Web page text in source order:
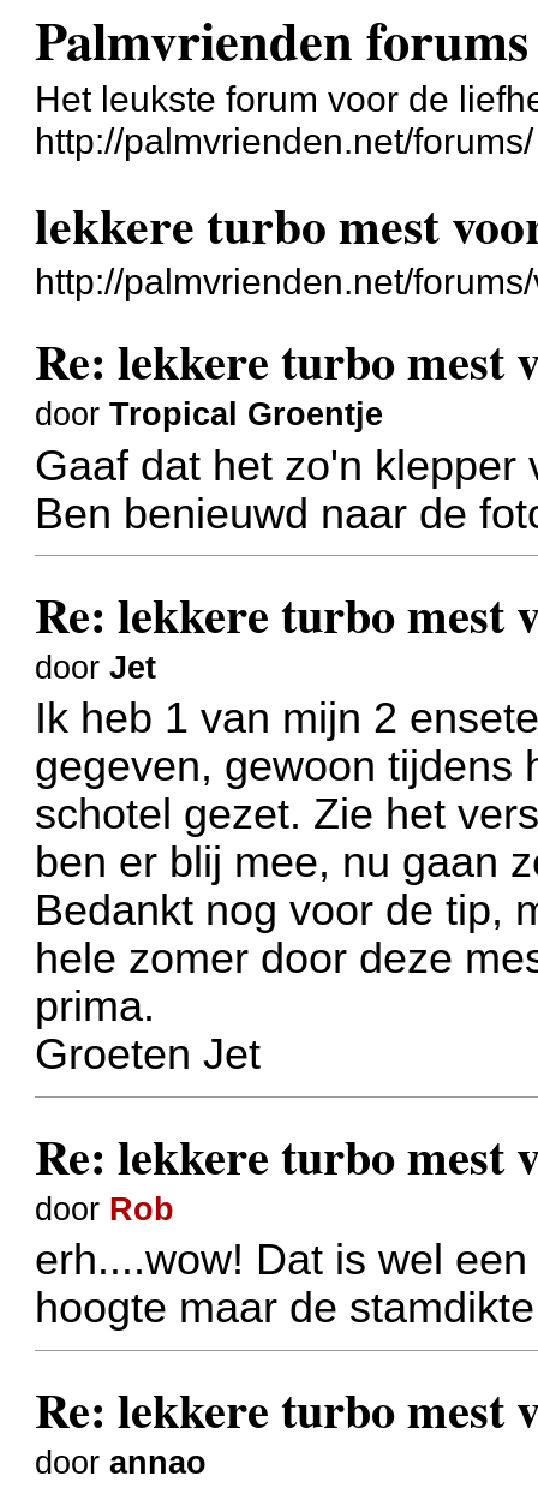
Palmvrienden forums
Het leukste forum voor de
http://palmvrienden.net/forums/
lekkere turbo mest
http://palmvrienden.net/
Re: lekkere turbo mest
doorTropical Groentje
Gaaf dat het zo'n klepper
Ben benieuwd naar de
Re: lekkere turbo mest
doorJet
Ik heb 1 van mijn 2
gegeven, gewoon tijdens
schotel gezet. Zie het
ben er blij mee, nu gaan
Bedankt nog voor de tip,
hele zomer door deze
prima.
Groeten Jet
Re: lekkere turbo mest
door Rob
erh....wow! Dat is wel
hoogte maar de
Re: lekkere turbo mest
doorannao